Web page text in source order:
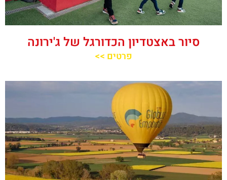
סיור באצטדיון הכדורגל של ג'ירונה
פרטים >>